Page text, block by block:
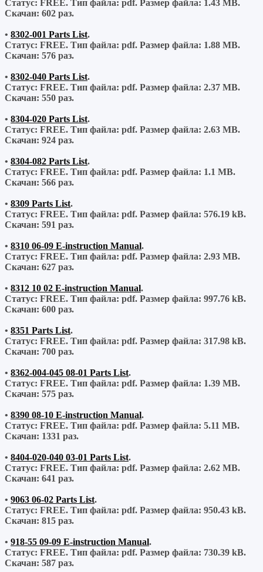
Статус: FREE. Тип файла: pdf. Размер файла: 1.43 MB.
Скачан: 602 раз.
• 8302-001 Parts List.
Статус: FREE. Тип файла: pdf. Размер файла: 1.88 MB.
Скачан: 576 раз.
• 8302-040 Parts List.
Статус: FREE. Тип файла: pdf. Размер файла: 2.37 MB.
Скачан: 550 раз.
• 8304-020 Parts List.
Статус: FREE. Тип файла: pdf. Размер файла: 2.63 MB.
Скачан: 924 раз.
• 8304-082 Parts List.
Статус: FREE. Тип файла: pdf. Размер файла: 1.1 MB.
Скачан: 566 раз.
• 8309 Parts List.
Статус: FREE. Тип файла: pdf. Размер файла: 576.19 kB.
Скачан: 591 раз.
• 8310 06-09 E-instruction Manual.
Статус: FREE. Тип файла: pdf. Размер файла: 2.93 MB.
Скачан: 627 раз.
• 8312 10 02 E-instruction Manual.
Статус: FREE. Тип файла: pdf. Размер файла: 997.76 kB.
Скачан: 600 раз.
• 8351 Parts List.
Статус: FREE. Тип файла: pdf. Размер файла: 317.98 kB.
Скачан: 700 раз.
• 8362-004-045 08-01 Parts List.
Статус: FREE. Тип файла: pdf. Размер файла: 1.39 MB.
Скачан: 575 раз.
• 8390 08-10 E-instruction Manual.
Статус: FREE. Тип файла: pdf. Размер файла: 5.11 MB.
Скачан: 1331 раз.
• 8404-020-040 03-01 Parts List.
Статус: FREE. Тип файла: pdf. Размер файла: 2.62 MB.
Скачан: 641 раз.
• 9063 06-02 Parts List.
Статус: FREE. Тип файла: pdf. Размер файла: 950.43 kB.
Скачан: 815 раз.
• 918-55 09-09 E-instruction Manual.
Статус: FREE. Тип файла: pdf. Размер файла: 730.39 kB.
Скачан: 587 раз.